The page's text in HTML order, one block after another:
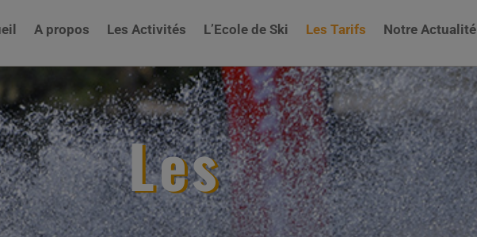
A propos Les Activités L’Ecole de Ski Les Tarifs Notre Actualité
Les